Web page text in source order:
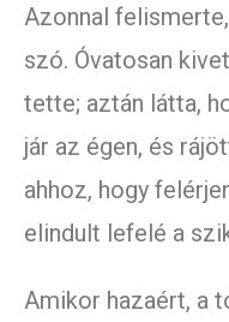
Azonnal
szó. Óvatosan
tette; aztán látta,
jár az égen, és
ahhoz, hogy
elindult lefelé a
Amikor hazaért, a